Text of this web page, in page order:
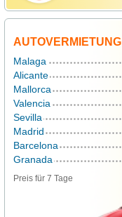
AUTOVERMIETUNG
Malaga
Alicante
Mallorca
Valencia
Sevilla
Madrid
Barcelona
Granada
Preis für 7 Tage